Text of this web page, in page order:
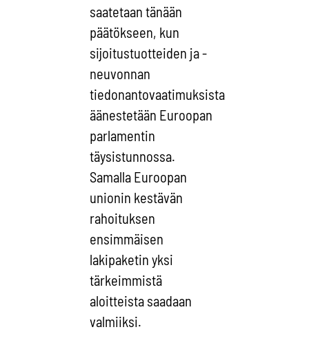
saatetaan tänään
päätökseen, kun
sijoitustuotteiden ja -
neuvonnan
tiedonantovaatimuksista
äänestetään Euroopan
parlamentin
täysistunnossa.
Samalla Euroopan
unionin kestävän
rahoituksen
ensimmäisen
lakipaketin yksi
tärkeimmistä
aloitteista saadaan
valmiiksi.